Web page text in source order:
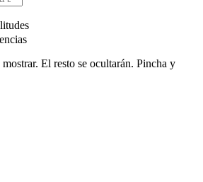
El resto se ocultarán. Pincha y